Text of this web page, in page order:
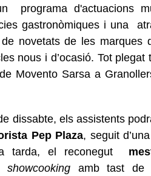
programa d'actuacions
gastronòmiques i una
novetats de les
nous i d’ocasió. Tot
Movento Sarsa a
dissabte, els assistents
Pep Plaza, seguit d’una
tarda, el reconegut
showcooking amb tast de